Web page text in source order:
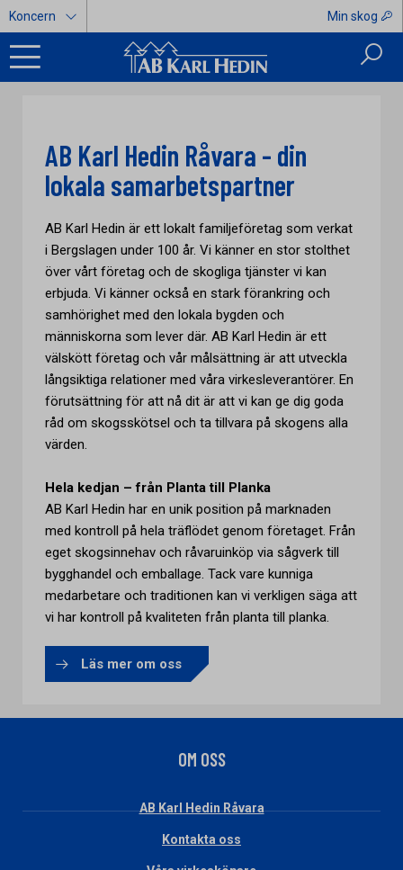
Koncern Min skog
AB Karl Hedin Råvara - din
lokala samarbetspartner
AB Karl Hedin är ett lokalt familjeföretag som verkat
i Bergslagen under 100 år. Vi känner en stor stolthet
över vårt företag och de skogliga tjänster vi kan
erbjuda. Vi känner också en stark förankring och
samhörighet med den lokala bygden och
människorna som lever där. AB Karl Hedin är ett
välskött företag och vår målsättning är att utveckla
långsiktiga relationer med våra virkesleverantörer. En
förutsättning för att nå dit är att vi kan ge dig goda
råd om skogsskötsel och ta tillvara på skogens alla
värden.
Hela kedjan – från Planta till Planka
AB Karl Hedin har en unik position på marknaden
med kontroll på hela träflödet genom företaget. Från
eget skogsinnehav och råvaruinköp via sågverk till
bygghandel och emballage. Tack vare kunniga
medarbetare och traditionen kan vi verkligen säga att
vi har kontroll på kvaliteten från planta till planka.
Läs mer om oss
OM OSS
AB Karl Hedin Råvara
Kontakta oss